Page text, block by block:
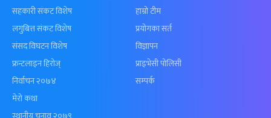
सहकारी संकट विशेष
लगुबित्त संकट विशेष
संसद विघटन विशेष
फ्रन्टलाइन हिरोज्
निर्वाचन २०७४
मेरो कथा
हाम्रो टीम
प्रयोगका सर्त
विज्ञापन
प्राइभेसी पोलिसी
सम्पर्क